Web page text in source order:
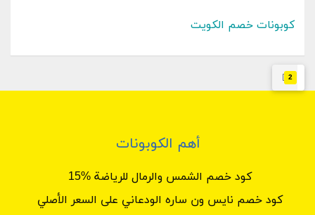
2
كوبونات خصم الكويت
أهم الكوبونات
كود خصم الشمس والرمال للرياضة %15
كود خصم نايس ون ساره الودعاني على السعر الأصلي